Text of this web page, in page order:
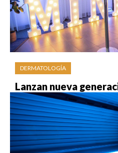
DERMATOLOGÍA
Lanzan nueva